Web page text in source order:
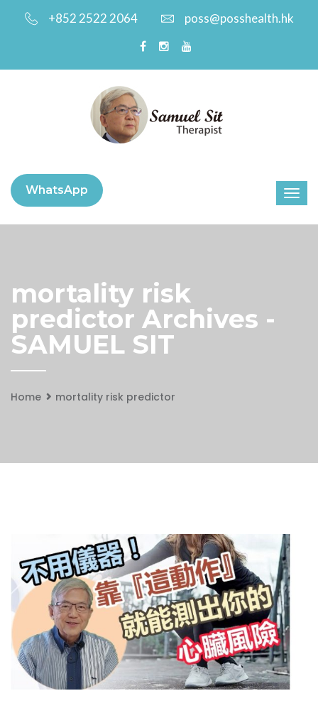
+852 2522 2064 poss@posshealth.hk
WhatsApp
mortality risk
predictor Archives -
SAMUEL SIT
Home mortality risk predictor